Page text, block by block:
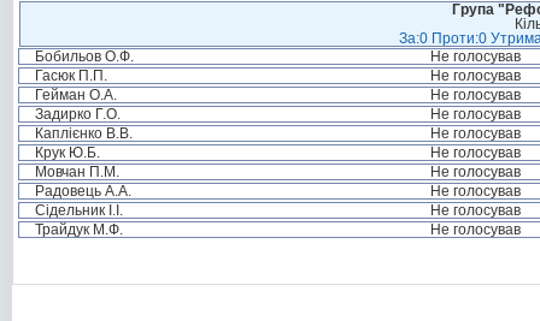
Група
За:0 Проти:0
Бобильов О.Ф.
Не голосував
Гасюк П.П.
Не голосував
Гейман О.А.
Не голосував
Задирко Г.О.
Не голосував
Каплієнко В.В.
Не голосував
Крук Ю.Б.
Не голосував
Мовчан П.М.
Не голосував
Радовець А.А.
Не голосував
Сідельник І.І.
Не голосував
Трайдук М.Ф.
Не голосував